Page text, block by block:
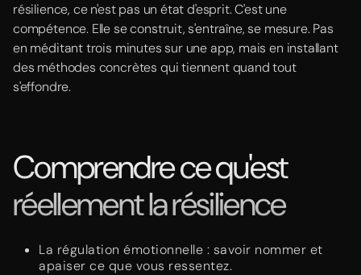
résilience, ce n'est pas un état d'esprit. C'est une
compétence. Elle se construit, s'entraîne, se mesure. Pas
en méditant trois minutes sur une app, mais en installant
des méthodes concrètes qui tiennent quand tout
s'effondre.
Comprendre ce qu'est
réellement la résilience
La régulation émotionnelle : savoir nommer et
apaiser ce que vous ressentez.